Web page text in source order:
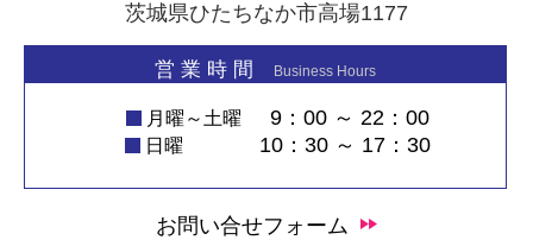
茨城県ひたちなか市高場1177
営 業 時 間 Business Hours
月曜～土曜 9：00 ～ 22：00
日曜 10：30 ～ 17：30
お問い合せフォーム